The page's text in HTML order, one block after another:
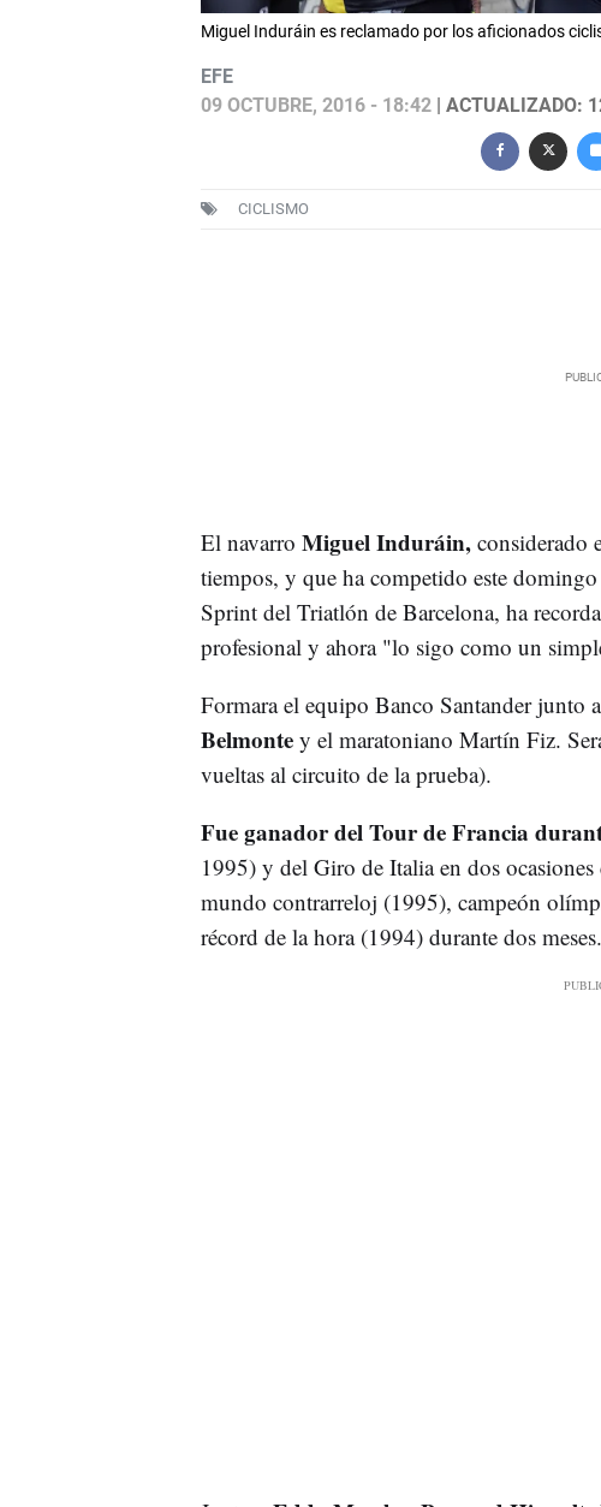
Miguel Induráin es reclamado por los aficionados
EFE
09 OCTUBRE, 2016 - 18:42| ACTUALIZADO:
CICLISMO
El navarro Miguel Induráin,considerado
tiempos, y que ha competido este
Sprint del Triatlón de Barcelona, ha
profesional y ahora "lo sigo como un
Formara el equipo Banco Santander junto
Belmonte y el maratoniano Martín Fiz.
vueltas al circuito de la prueba).
Fue ganador del Tour de Francia
1995) y del Giro de Italia en dos
mundo contrarreloj (1995), campeón
récord de la hora (1994) durante dos meses.